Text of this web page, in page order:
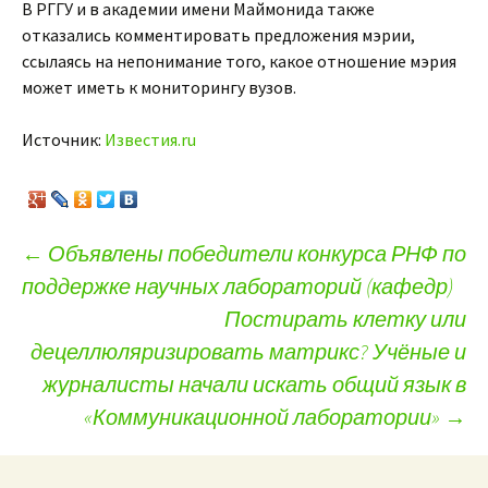
В РГГУ и в академии имени Маймонида также
отказались комментировать предложения мэрии,
ссылаясь на непонимание того, какое отношение мэрия
может иметь к мониторингу вузов.
Источник: Известия.ru
Навигация по записям
← Объявлены победители конкурса РНФ по
поддержке научных лабораторий (кафедр)
Постирать клетку или
децеллюляризировать матрикс? Учёные и
журналисты начали искать общий язык в
«Коммуникационной лаборатории» →